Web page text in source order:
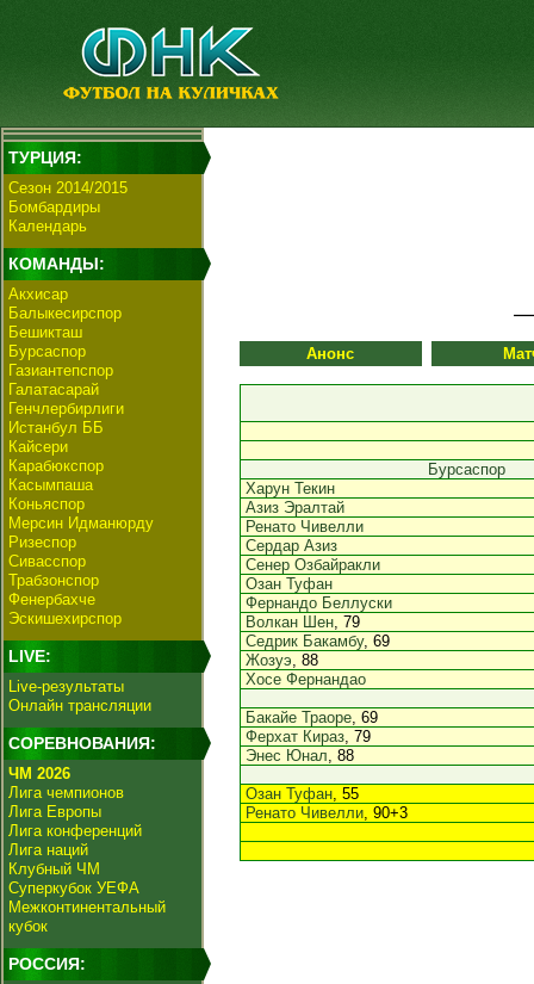
ТУРЦИЯ:
Сезон 2014/2015
Бомбардиры
Календарь
КОМАНДЫ:
Акхисар
Балыкесирспор
Бешикташ
Бурсаспор
Газиантепспор
Галатасарай
Генчлербирлиги
Истанбул ББ
Кайсери
Карабюкспор
Касымпаша
Коньяспор
Мерсин Идманюрду
Ризеспор
Сивасспор
Трабзонспор
Фенербахче
Эскишехирспор
LIVE:
Live-результаты
Онлайн трансляции
СОРЕВНОВАНИЯ:
ЧМ 2026
Лига чемпионов
Лига Европы
Лига конференций
Лига наций
Клубный ЧМ
Суперкубок УЕФА
Межконтинентальный
кубок
РОССИЯ:
Анонс
Бурсаспор
Харун Текин
Азиз Эралтай
Ренато Чивелли
Сердар Азиз
Сенер Озбайракли
Озан Туфан
Фернандо Беллуски
Волкан Шен, 79
Седрик Бакамбу, 69
Жозуэ, 88
Хосе Фернандао
Бакайе Траоре, 69
Ферхат Кираз, 79
Энес Юнал, 88
Озан Туфан, 55
Ренато Чивелли, 90+3